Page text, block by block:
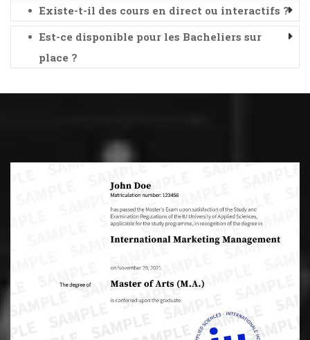
Existe-t-il des cours en direct ou interactifs ?
Est-ce disponible pour les Bacheliers sur
place ?